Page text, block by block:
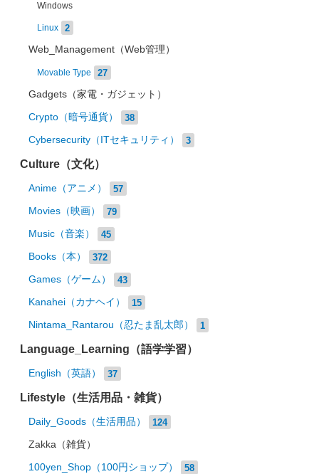
Windows
Linux 2
Web_Management（Web管理）
Movable Type 27
Gadgets（家電・ガジェット）
Crypto（暗号通貨） 38
Cybersecurity（ITセキュリティ） 3
Culture（文化）
Anime（アニメ） 57
Movies（映画） 79
Music（音楽） 45
Books（本） 372
Games（ゲーム） 43
Kanahei（カナヘイ） 15
Nintama_Rantarou（忍たま乱太郎） 1
Language_Learning（語学学習）
English（英語） 37
Lifestyle（生活用品・雑貨）
Daily_Goods（生活用品） 124
Zakka（雑貨）
100yen_Shop（100円ショップ） 58